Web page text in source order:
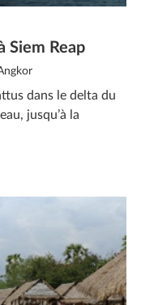
Siem Reap
dans le delta du
jusqu’à la